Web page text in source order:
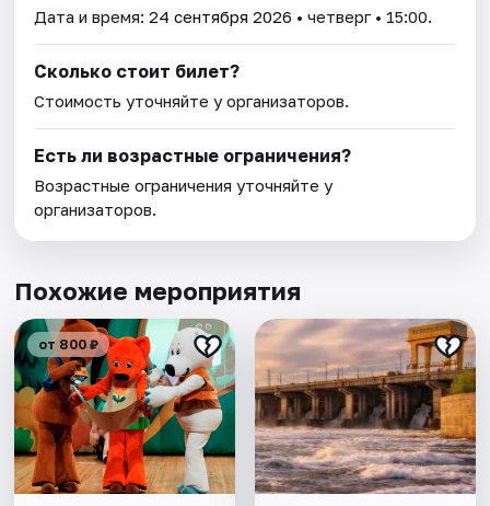
Дата и время:24 сентября 2026 • четверг • 15:00.
Сколько стоит билет?
Стоимость уточняйте у организаторов.
Есть ли возрастные ограничения?
Возрастные ограничения уточняйте у
организаторов.
Похожие мероприятия
от 800 ₽